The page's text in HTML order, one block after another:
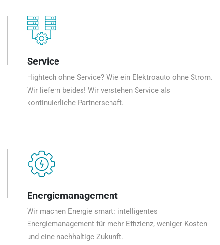
Service
Hightech ohne Service? Wie ein Elektroauto ohne Strom.
Wir liefern beides! Wir verstehen Service als
kontinuierliche Partnerschaft.
Energiemanagement
Wir machen Energie smart: intelligentes
Energiemanagement für mehr Effizienz, weniger Kosten
und eine nachhaltige Zukunft.